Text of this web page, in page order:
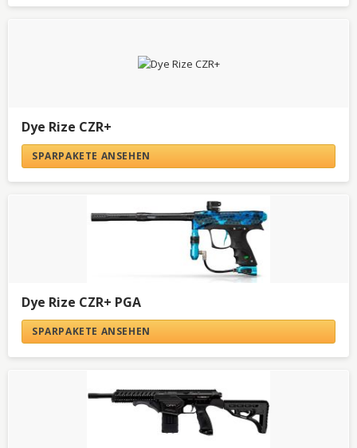
Dye Rize CZR+
SPARPAKETE ANSEHEN
Dye Rize CZR+ PGA
SPARPAKETE ANSEHEN